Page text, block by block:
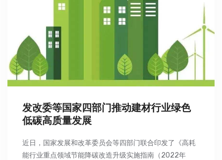
发改委等国家四部门推动建材行业绿色
低碳高质量发展
近日，国家发展和改革委员会等四部门联合印发了《高耗
能行业重点领域节能降碳改造升级实施指南（2022年